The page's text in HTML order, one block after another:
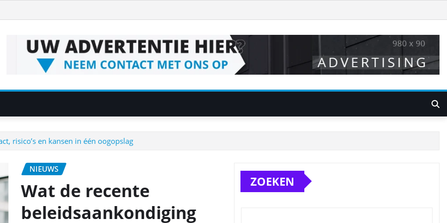
risico’s en kansen in één oogopslag
NIEUWS
Wat de recente
beleidsaankondiging
ZOEKEN